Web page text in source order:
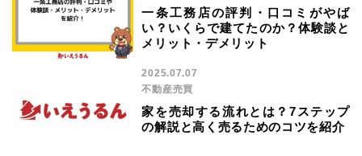
一条工務店の評判・口コミがやば
い？いくらで建てたのか？体験談と
メリット・デメリット
家を売却する流れとは？7ステップ
の解説と高く売るためのコツを紹介
2025.07.07
不動産売買